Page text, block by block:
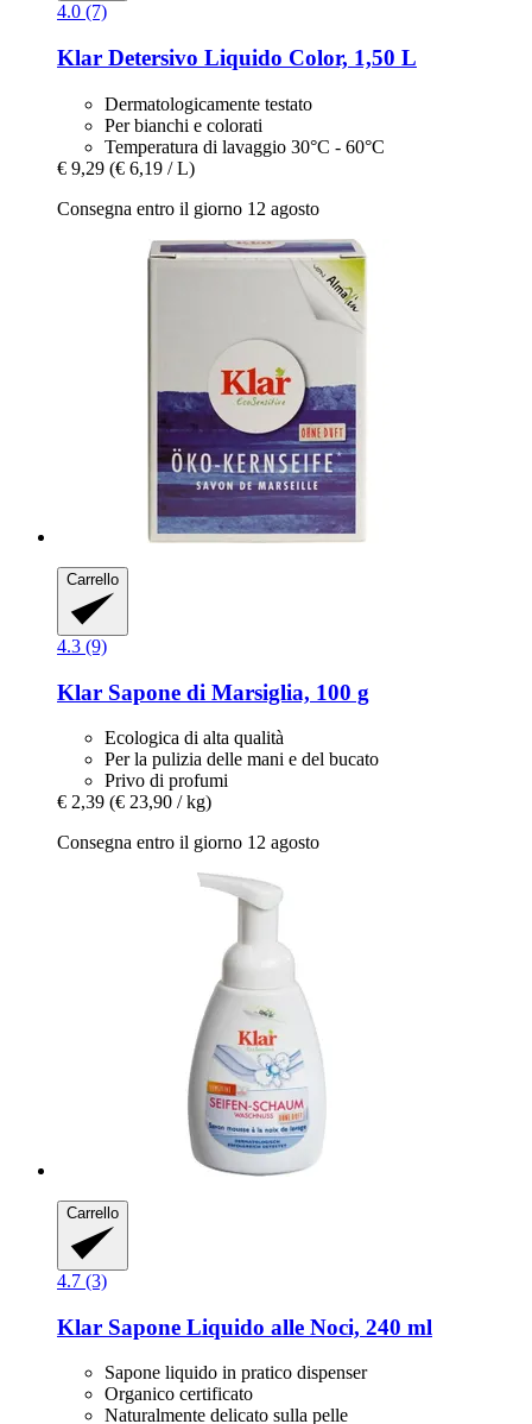
4.0 (7)
Klar Detersivo Liquido Color, 1,50 L
Dermatologicamente testato
Per bianchi e colorati
Temperatura di lavaggio 30°C - 60°C
€ 9,29 (€ 6,19 / L)
Consegna entro il giorno 12 agosto
Carrello
4.3 (9)
Klar Sapone di Marsiglia, 100 g
Ecologica di alta qualità
Per la pulizia delle mani e del bucato
Privo di profumi
€ 2,39 (€ 23,90 / kg)
Consegna entro il giorno 12 agosto
Carrello
4.7 (3)
Klar Sapone Liquido alle Noci, 240 ml
Sapone liquido in pratico dispenser
Organico certificato
Naturalmente delicato sulla pelle